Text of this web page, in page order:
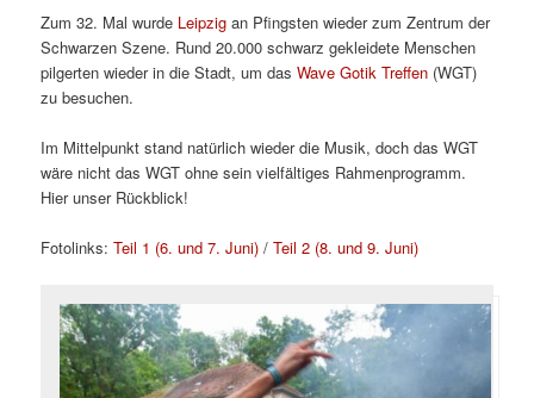
Zum 32. Mal wurde Leipzig an Pfingsten wieder zum Zentrum der
Schwarzen Szene. Rund 20.000 schwarz gekleidete Menschen
pilgerten wieder in die Stadt, um dasWave Gotik Treffen (WGT)
zu besuchen.
Im Mittelpunkt stand natürlich wieder die Musik, doch das WGT
wäre nicht das WGT ohne sein vielfältiges Rahmenprogramm.
Hier unser Rückblick!
Fotolinks:Teil 1 (6. und 7. Juni) /Teil 2 (8. und 9. Juni)